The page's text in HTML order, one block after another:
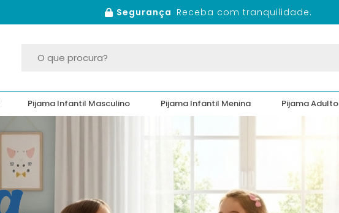
Segurança Receba com tranquilidade.
Pijama Infantil Masculino Pijama Infantil Menina Pijama Adulto